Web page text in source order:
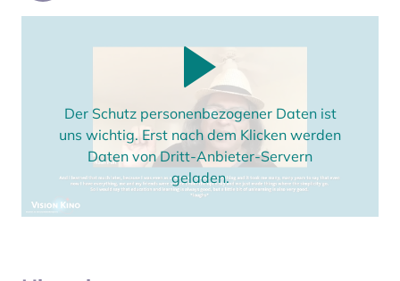
Der Schutz personenbezogener Daten ist
uns wichtig. Erst nach dem Klicken werden
Daten von Dritt-Anbieter-Servern
geladen.